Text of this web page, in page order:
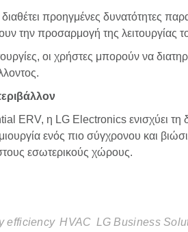
προηγμένες δυνατότητες
την προσαρμογή της
οι χρήστες μπορούν να
ERV, η LG Electronics ενισχύει τη
ενός πιο σύγχρονου και
εσωτερικούς χώρους.
efficiency HVAC LG Business